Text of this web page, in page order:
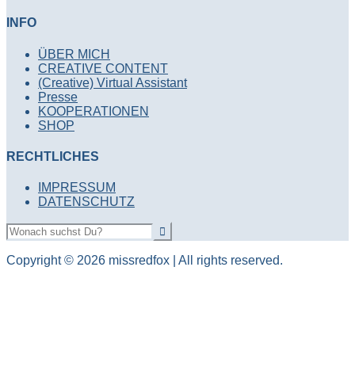
INFO
ÜBER MICH
CREATIVE CONTENT
(Creative) Virtual Assistant
Presse
KOOPERATIONEN
SHOP
RECHTLICHES
IMPRESSUM
DATENSCHUTZ
Copyright © 2026 missredfox | All rights reserved.